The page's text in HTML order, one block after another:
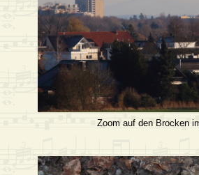
Zoom auf den Brocken